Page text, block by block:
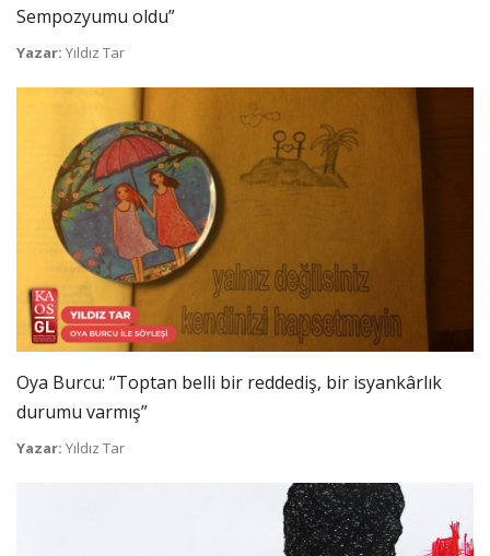
Sempozyumu oldu”
Yazar: Yıldız Tar
Oya Burcu: “Toptan belli bir reddediş, bir isyankârlık
durumu varmış”
Yazar: Yıldız Tar